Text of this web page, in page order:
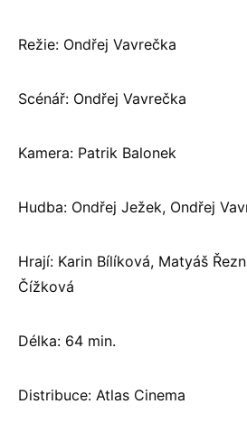
Režie: Ondřej Vavrečka
Scénář: Ondřej Vavrečka
Kamera: Patrik Balonek
Hudba: Ondřej Ježek, Ondřej
Hrají: Karin Bílíková, Matyáš
Čížková
Délka: 64 min.
Distribuce: Atlas Cinema